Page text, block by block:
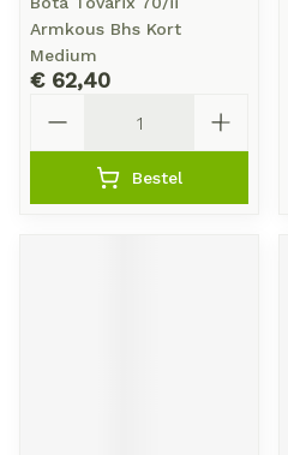
Armkous Bhs Kort
Medium
€ 62,40
Bestel